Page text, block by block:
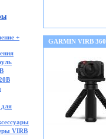
+
VIRB
GARMIN VIRB 360